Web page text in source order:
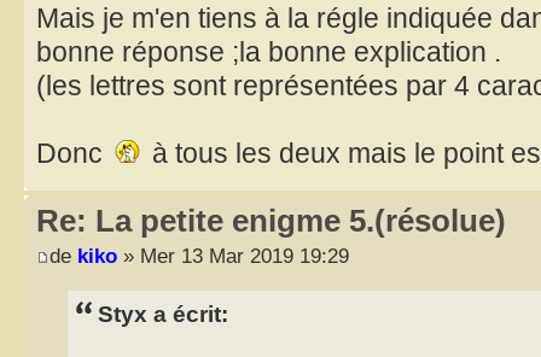
Mais je m'en tiens à la régle indiquée
bonne réponse ;la bonne explication .
(les lettres sont représentées par 4
Donc à tous les deux mais le point
Re: La petite enigme 5.(résolue)
de kiko » Mer 13 Mar 2019 19:29
Styx a écrit: